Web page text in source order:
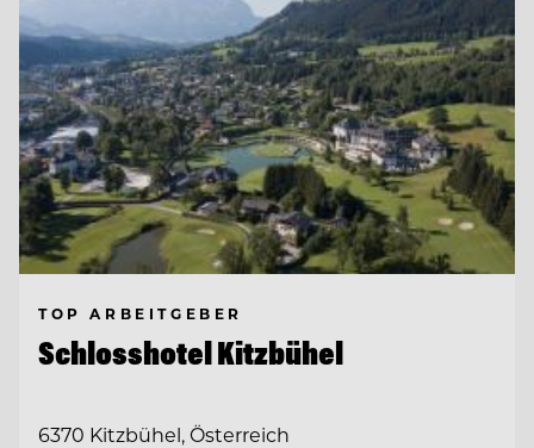
TOP ARBEITGEBER
Schlosshotel Kitzbühel
6370 Kitzbühel, Österreich